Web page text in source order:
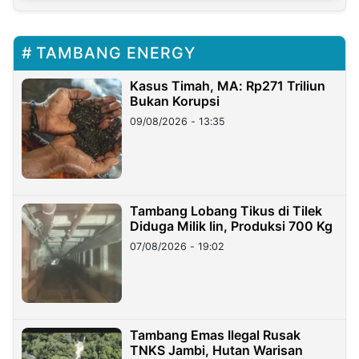
TAMBANG ENERGY
Kasus Timah, MA: Rp271 Triliun
Bukan Korupsi
09/08/2026 - 13:35
Tambang Lobang Tikus di Tilek
Diduga Milik Iin, Produksi 700 Kg
07/08/2026 - 19:02
Tambang Emas Ilegal Rusak
TNKS Jambi, Hutan Warisan